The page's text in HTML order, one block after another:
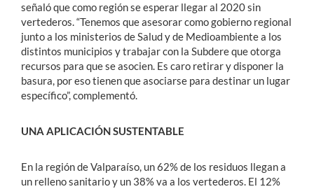
señaló que como región se esperar llegar al 2020 sin
vertederos. “Tenemos que asesorar como gobierno regional
junto a los ministerios de Salud y de Medioambiente a los
distintos municipios y trabajar con la Subdere que otorga
recursos para que se asocien. Es caro retirar y disponer la
basura, por eso tienen que asociarse para destinar un lugar
específico”, complementó.
UNA APLICACIÓN SUSTENTABLE
En la región de Valparaíso, un 62% de los residuos llegan a
un relleno sanitario y un 38% va a los vertederos. El 12%